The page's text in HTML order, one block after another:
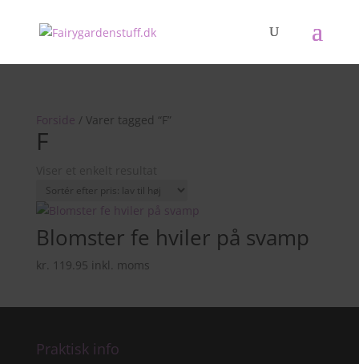
Forside / Varer tagged “F”
F
Blomster fe hviler på svamp
kr. 119.95 inkl. moms
Praktisk info